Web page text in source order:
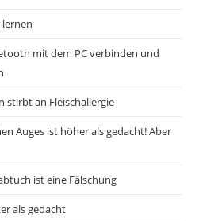
lernen
mit dem PC verbinden und
stirbt an Fleischallergie
Auges ist höher als gedacht! Aber
ist eine Fälschung
als gedacht